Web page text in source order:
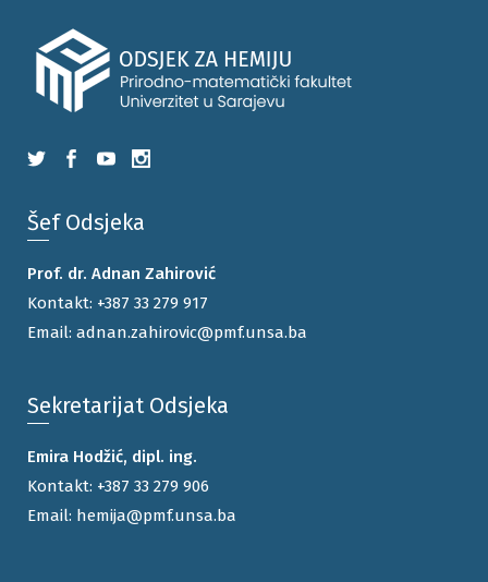
Šef Odsjeka
Prof. dr. Adnan Zahirović
Kontakt: +387 33 279 917
Email: adnan.zahirovic@pmf.unsa.ba
Sekretarijat Odsjeka
Emira Hodžić, dipl. ing.
Kontakt: +387 33 279 906
Email: hemija@pmf.unsa.ba